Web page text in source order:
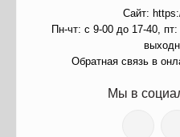
Сайт:
Пн-чт: с 9-00 до 17-40,
Обратная связь в
Мы в